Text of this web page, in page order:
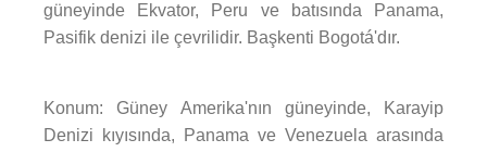
güneyinde Ekvator, Peru ve batısında Panama,
Pasifik denizi ile çevrilidir. Başkenti Bogotá'dır.
Konum: Güney Amerika'nın güneyinde, Karayip
Denizi kıyısında, Panama ve Venezuela arasında